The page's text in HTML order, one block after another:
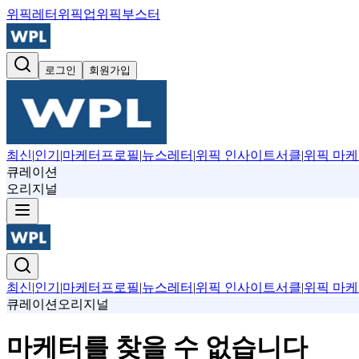
위픽레터 위픽업위픽부스터
로그인 회원가입
최신|인기 |마케터프로필|뉴스레터 |위픽 인사이트서클|위픽 마케
큐레이션
오리지널
최신|인기 |마케터프로필|뉴스레터 |위픽 인사이트서클|위픽 마케
큐레이션 오리지널
마케터를 찾을 수 없습니다